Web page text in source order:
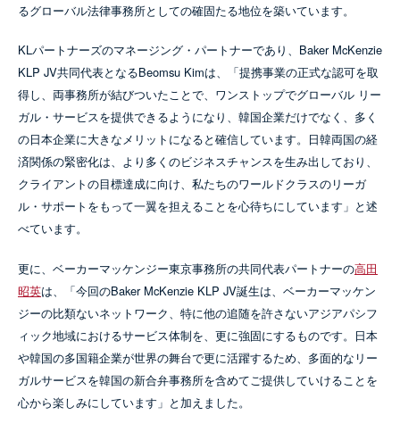
るグローバル法律事務所としての確固たる地位を築いています。
KLパートナーズのマネージング・パートナーであり、Baker McKenzie
KLP JV共同代表となるBeomsu Kimは、「提携事業の正式な認可を取
得し、両事務所が結びついたことで、ワンストップでグローバル リー
ガル・サービスを提供できるようになり、韓国企業だけでなく、多く
の日本企業に大きなメリットになると確信しています。日韓両国の経
済関係の緊密化は、より多くのビジネスチャンスを生み出しており、
クライアントの目標達成に向け、私たちのワールドクラスのリーガ
ル・サポートをもって一翼を担えることを心待ちにしています」と述
べています。
更に、ベーカーマッケンジー東京事務所の共同代表パートナーの高田
昭英は、「今回のBaker McKenzie KLP JV誕生は、ベーカーマッケン
ジーの比類ないネットワーク、特に他の追随を許さないアジアパシフ
ィック地域におけるサービス体制を、更に強固にするものです。日本
や韓国の多国籍企業が世界の舞台で更に活躍するため、多面的なリー
ガルサービスを韓国の新合弁事務所を含めてご提供していけることを
心から楽しみにしています」と加えました。